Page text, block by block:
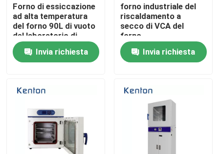
Contattaci
notizie
Tutti i casi
Forno più asciutto del laboratorio
Forno di essiccazione industriale
Forno di essiccazione
ad alta temperatura
del forno 90L di vuoto
del laboratorio di
acciaio inossidabile
Invia richiesta
forno industriale del
riscaldamento a
secco di VCA del
forno
dell'essiccazione
sotto vuoto di 1250W
SUS304
Invia richiesta